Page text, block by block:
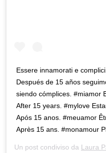
Essere innamorati e
Después de 15 años
siendo cómplices. #miamor
After 15 years. #mylove
Após 15 anos. #meuamor
Après 15 ans. #monamour
Un post condiviso da Laura